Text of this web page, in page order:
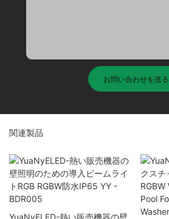
お問い合わせを送る
関連製品
YuaNyELED-熱い販売機器の壁